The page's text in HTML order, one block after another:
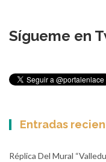
Sígueme en
Entradas
Réplica Del Mural